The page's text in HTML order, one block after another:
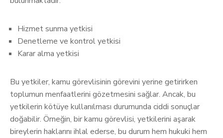
Hizmet sunma yetkisi
Denetleme ve kontrol yetkisi
Karar alma yetkisi
Bu yetkiler, kamu görevlisinin görevini yerine getirirken
toplumun menfaatlerini gözetmesini sağlar. Ancak, bu
yetkilerin kötüye kullanılması durumunda ciddi sonuçlar
doğabilir. Örneğin, bir kamu görevlisi, yetkilerini aşarak
bireylerin haklarını ihlal ederse, bu durum hem hukuki hem